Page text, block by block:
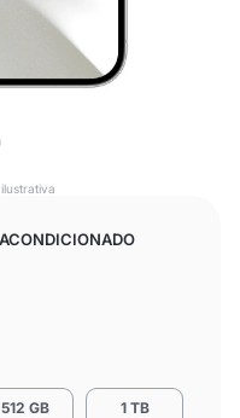
512 GB 1 TB